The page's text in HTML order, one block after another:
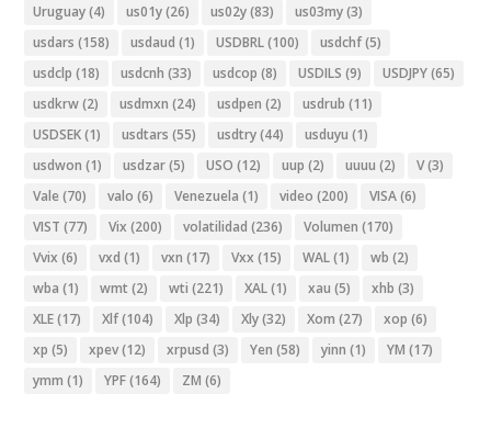
Uruguay(4) us01y(26) us02y(83) us03my(3)
usdars (158) usdaud (1) USDBRL(100) usdchf(5)
usdclp (18) usdcnh (33) usdcop (8) USDILS (9) USDJPY(65)
usdkrw(2) usdmxn (24) usdpen (2) usdrub (11)
USDSEK(1) usdtars (55) usdtry(44) usduyu (1)
usdwon (1) usdzar(5) USO (12) uup (2) uuuu (2) V(3)
Vale (70) valo (6) Venezuela (1) video (200) VISA(6)
VIST (77) Vix (200) volatilidad (236) Volumen (170)
Vvix (6) vxd (1) vxn (17) Vxx (15) WAL(1) wb (2)
wba (1) wmt (2) wti (221) XAL(1) xau (5) xhb (3)
XLE(17) Xlf(104) Xlp (34) Xly(32) Xom (27) xop (6)
xp (5) xpev(12) xrpusd (3) Yen (58) yinn (1) YM (17)
ymm (1) YPF(164) ZM (6)